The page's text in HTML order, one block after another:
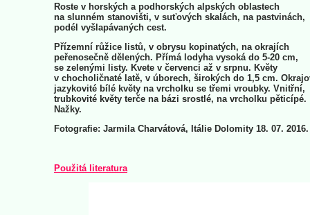
Roste v horských a podhorských alpských oblastech
na slunném stanovišti, v suťových skalách, na pastvinách,
podél vyšlapávaných cest.
Přízemní růžice listů, v obrysu kopinatých, na okrajích
peřenosečně dělených. Přímá lodyha vysoká do 5-20 cm,
se zelenými listy. Kvete v červenci až v srpnu. Květy
v chocholičnaté latě, v úborech, širokých do 1,5 cm.
jazykovité bílé květy na vrcholku se třemi vroubky. Vnitřní,
trubkovité květy terče na bázi srostlé, na vrcholku pěticípé.
Nažky.
Fotografie: Jarmila Charvátová, Itálie Dolomity 18. 07.
Použitá literatura